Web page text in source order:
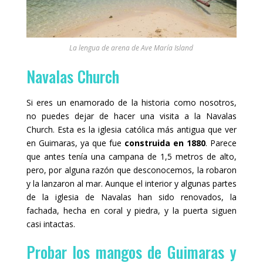
La lengua de arena de Ave María Island
Navalas Church
Si eres un enamorado de la historia como nosotros,
no puedes dejar de hacer una visita a la Navalas
Church. Esta es la iglesia católica más antigua que ver
en Guimaras, ya que fue construida en 1880. Parece
que antes tenía una campana de 1,5 metros de alto,
pero, por alguna razón que desconocemos, la robaron
y la lanzaron al mar. Aunque el interior y algunas partes
de la iglesia de Navalas han sido renovados, la
fachada, hecha en coral y piedra, y la puerta siguen
casi intactas.
Probar los mangos de Guimaras y